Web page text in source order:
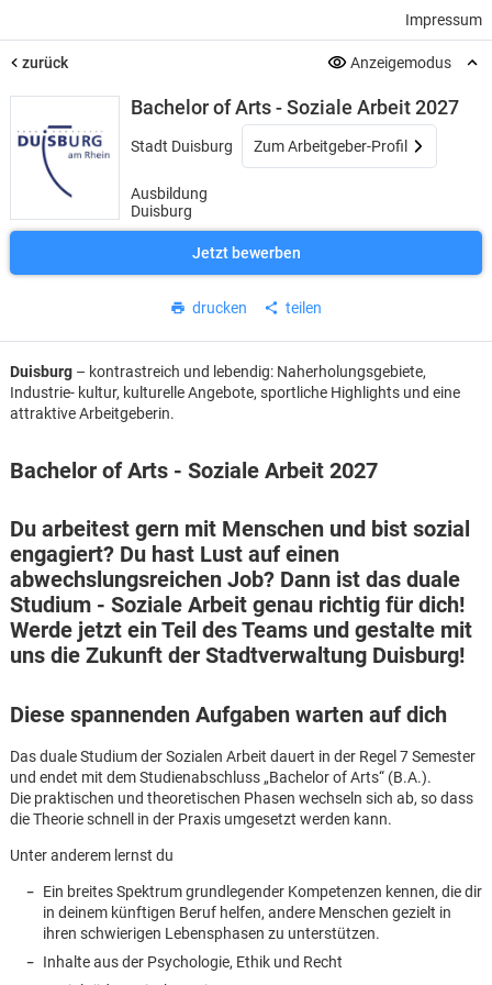
Impressum
zurück Anzeigemodus
Bachelor of Arts - Soziale Arbeit 2027
Stadt Duisburg Zum Arbeitgeber-Profil
Ausbildung
Duisburg
Jetzt bewerben
drucken teilen
Duisburg– kontrastreich und lebendig: Naherholungsgebiete,
Industrie- kultur, kulturelle Angebote, sportliche Highlights und eine
attraktive Arbeitgeberin.
Bachelor of Arts - Soziale Arbeit 2027
Du arbeitest gern mit Menschen und bist sozial
engagiert? Du hast Lust auf einen
abwechslungsreichen Job? Dann ist das duale
Studium - Soziale Arbeit genau richtig für dich!
Werde jetzt ein Teil des Teams und gestalte mit
uns die Zukunft der Stadtverwaltung Duisburg!
Diese spannenden Aufgaben warten auf dich
Das duale Studium der Sozialen Arbeit dauert in der Regel 7 Semester
und endet mit dem Studienabschluss „Bachelor of Arts“ (B.A.).
Die praktischen und theoretischen Phasen wechseln sich ab, so dass
die Theorie schnell in der Praxis umgesetzt werden kann.
Unter anderem lernst du
Ein breites Spektrum grundlegender Kompetenzen kennen, die dir
in deinem künftigen Beruf helfen, andere Menschen gezielt in
ihren schwierigen Lebensphasen zu unterstützen.
Inhalte aus der Psychologie, Ethik und Recht
Karte anzeigen